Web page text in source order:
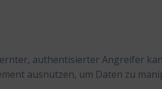
authentisierter Angreifer
ausnutzen, um Daten zu